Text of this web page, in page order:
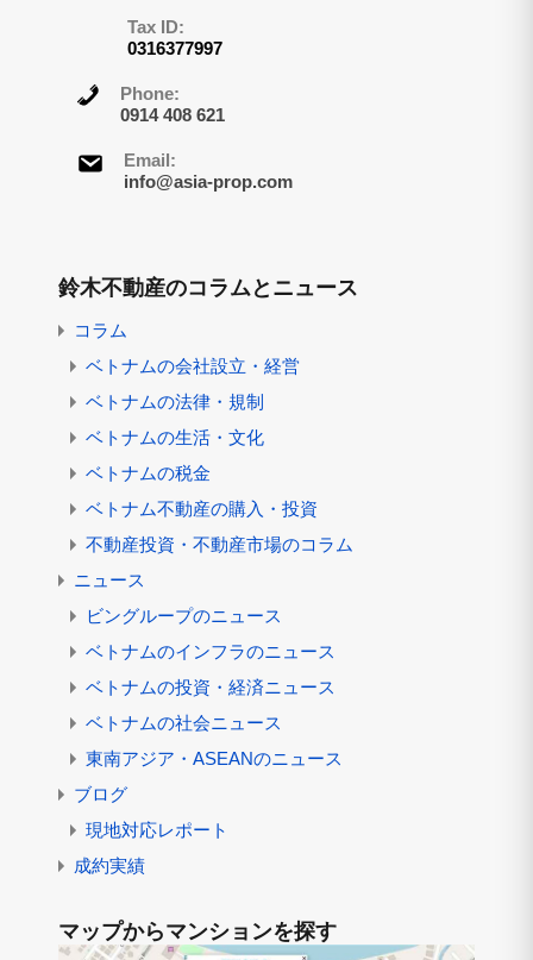
Tax ID:
0316377997
Phone:
0914 408 621
Email:
info@asia-prop.com
鈴木不動産のコラムとニュース
コラム
ベトナムの会社設立・経営
ベトナムの法律・規制
ベトナムの生活・文化
ベトナムの税金
ベトナム不動産の購入・投資
不動産投資・不動産市場のコラム
ニュース
ビングループのニュース
ベトナムのインフラのニュース
ベトナムの投資・経済ニュース
ベトナムの社会ニュース
東南アジア・ASEANのニュース
ブログ
現地対応レポート
成約実績
マップからマンションを探す